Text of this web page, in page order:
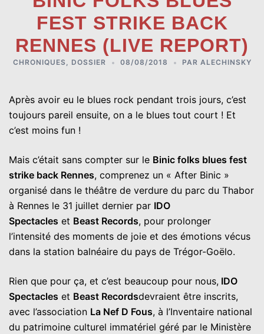
FEST STRIKE BACK
RENNES (LIVE REPORT)
CHRONIQUES , DOSSIER 08/08/2018 PAR ALECHINSKY
Après avoir eu le blues rock pendant trois jours, c’est
toujours pareil ensuite, on a le blues tout court ! Et
c’est moins fun !
Mais c’était sans compter sur le Binic folks blues fest
strike back Rennes, comprenez un « After Binic »
organisé dans le théâtre de verdure du parc du Thabor
à Rennes le 31 juillet dernier par IDO
Spectacles et Beast Records, pour prolonger
l’intensité des moments de joie et des émotions vécus
dans la station balnéaire du pays de Trégor-Goëlo.
Rien que pour ça, et c’est beaucoup pour nous, IDO
Spectacles et Beast Recordsdevraient être inscrits,
avec l’association La Nef D Fous, à l’Inventaire national
du patrimoine culturel immatériel géré par le Ministère